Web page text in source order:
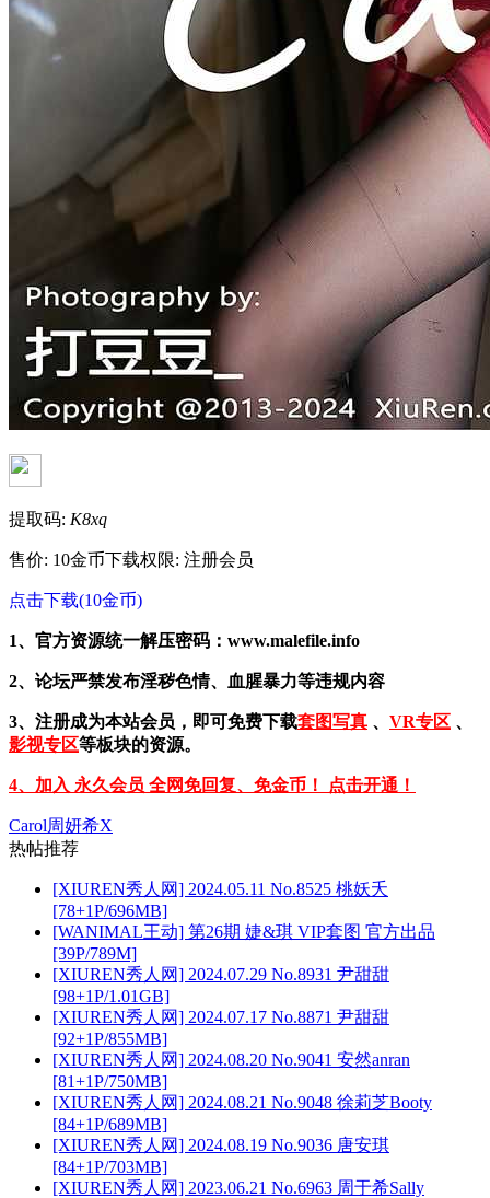
提取码: K8xq
售价: 10金币下载权限: 注册会员
点击下载(10金币)
1、官方资源统一解压密码：www.malefile.info
2、论坛严禁发布淫秽色情、血腥暴力等违规内容
3、注册成为本站会员，即可免费下载套图写真 、 VR专区 、
影视专区等板块的资源。
4、加入 永久会员 全网免回复、免金币！ 点击开通！
Carol周妍希X
热帖推荐
[XIUREN秀人网] 2024.05.11 No.8525 桃妖夭
[78+1P/696MB]
[WANIMAL王动] 第26期 婕&琪 VIP套图 官方出品
[39P/789M]
[XIUREN秀人网] 2024.07.29 No.8931 尹甜甜
[98+1P/1.01GB]
[XIUREN秀人网] 2024.07.17 No.8871 尹甜甜
[92+1P/855MB]
[XIUREN秀人网] 2024.08.20 No.9041 安然anran
[81+1P/750MB]
[XIUREN秀人网] 2024.08.21 No.9048 徐莉芝Booty
[84+1P/689MB]
[XIUREN秀人网] 2024.08.19 No.9036 唐安琪
[84+1P/703MB]
[XIUREN秀人网] 2023.06.21 No.6963 周于希Sally